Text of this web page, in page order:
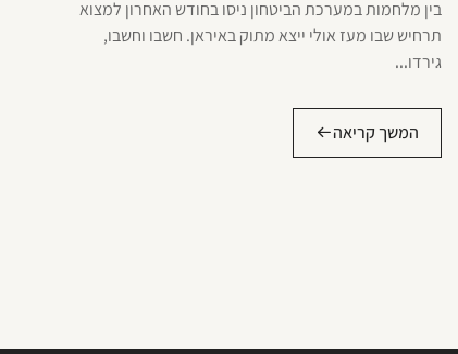
בין מלחמות במערכת הביטחון ניסו בחודש האחרון למצוא
תרחיש שבו מעז אולי ייצא מתוק באיראן. חשבו וחשבו,
גירדו...
המשך קריאה